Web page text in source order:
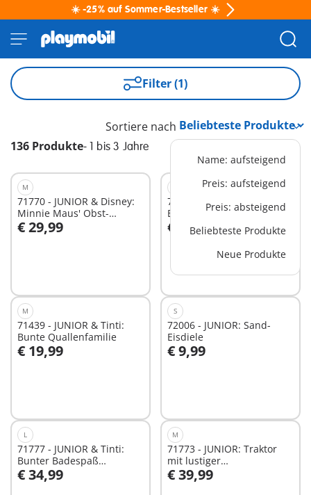
☀️ -25% auf Sommer-Bestseller ☀️
Filter (1)
136 Produkte- 1 bis 3 Jahre
Sortiere nach
Name: aufsteigend
Preis: aufsteigend
Preis: absteigend
Beliebteste Produkte
Neue Produkte
M
71770 - JUNIOR & Disney:
Minnie Maus' Obst-
Transporter mit
Sortierspaß
€ 29,99
In den Warenkorb
71438 - JUNIOR & Tinti:
Bunter Tintenfisch
€ 34,99
In den Warenkorb
M
71439 - JUNIOR & Tinti:
Bunte Quallenfamilie
€ 19,99
In den Warenkorb
S
72006 - JUNIOR: Sand-
Eisdiele
€ 9,99
In den Warenkorb
L
71777 - JUNIOR & Tinti:
Bunter Badespaß
Adventskalender
€ 34,99
In den Warenkorb
M
71773 - JUNIOR: Traktor
mit lustiger
Pflanzmaschine
€ 39,99
In den Warenkorb